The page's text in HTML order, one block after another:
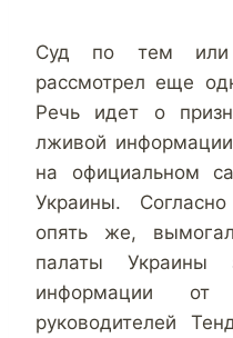
Суд по тем
рассмотрел еще
Речь идет о
лживой
на официальном
Украины.
опять же,
палаты Украины
информации
руководителей